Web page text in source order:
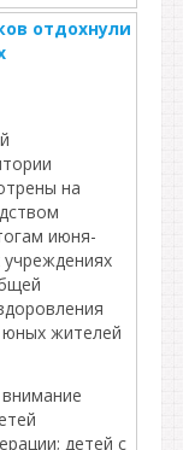
отдохнули
на
июня-
учреждениях
юных жителей
детей с